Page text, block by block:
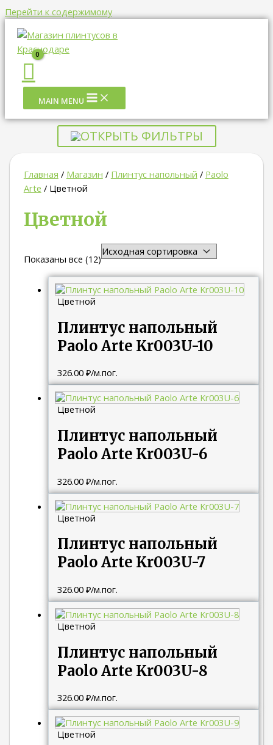
Перейти к содержимому
MAIN MENU
Главная / Магазин / Плинтус напольный / Paolo
Arte / Цветной
Цветной
Показаны все (12)
Цветной
Плинтус напольный
Paolo Arte Kr003U-10
326.00₽/м.пог.
Цветной
Плинтус напольный
Paolo Arte Kr003U-6
326.00₽/м.пог.
Цветной
Плинтус напольный
Paolo Arte Kr003U-7
326.00₽/м.пог.
Цветной
Плинтус напольный
Paolo Arte Kr003U-8
326.00₽/м.пог.
Цветной
ОТКРЫТЬ ФИЛЬТРЫ